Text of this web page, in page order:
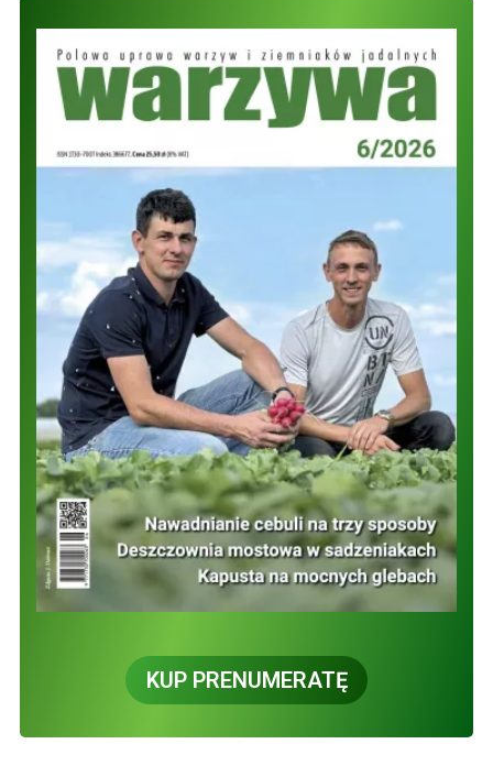
KUP PRENUMERATĘ